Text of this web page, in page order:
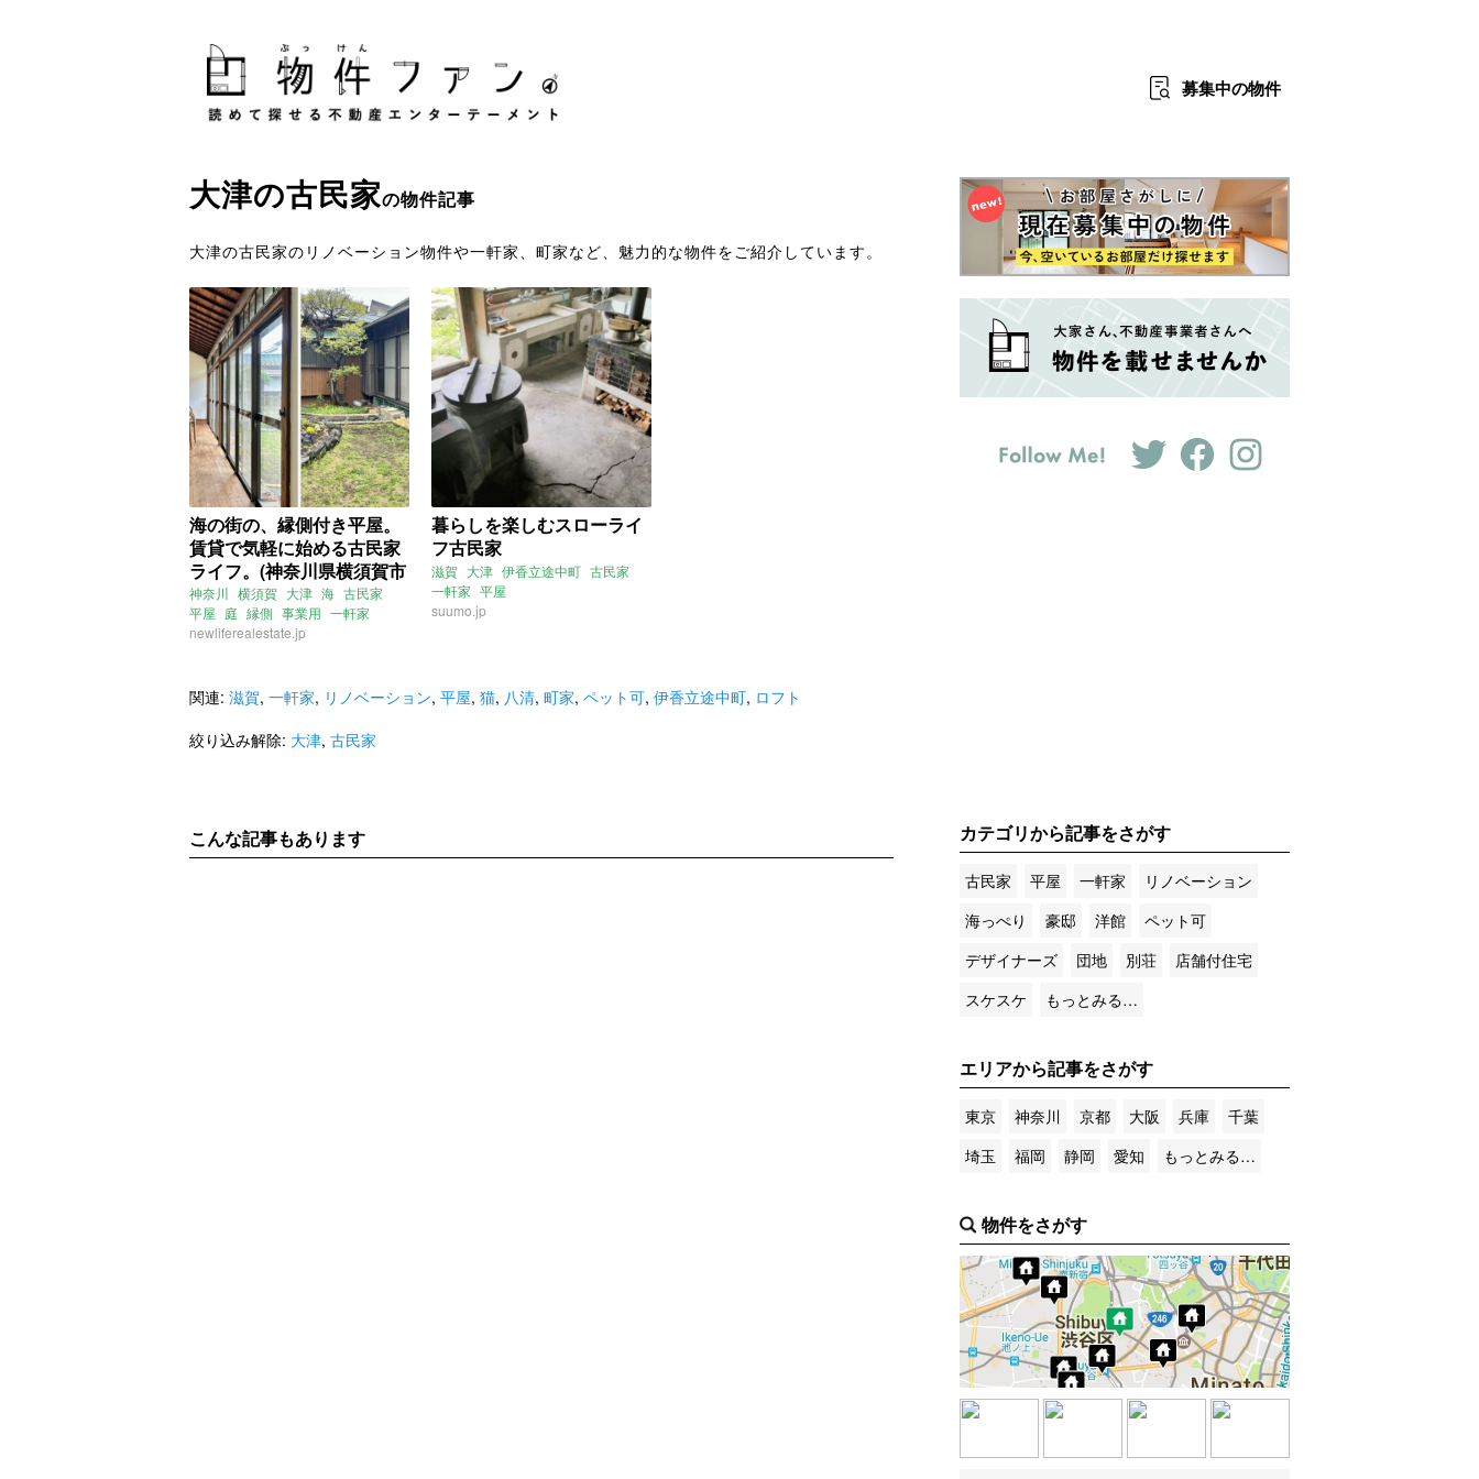
募集中の物件
大津の古民家の物件記事
大津の古民家のリノベーション物件や一軒家、町家など、魅力的な物件をご紹介しています。
海の街の、縁側付き平屋。
賃貸で気軽に始める古民家
ライフ。(神奈川県横須賀市
98㎡の賃貸物件)
神奈川 横須賀 大津 海 古民家
平屋 庭 縁側 事業用 一軒家
大家女子 新しい暮らし発見不動産
newliferealestate.jp
暮らしを楽しむスローライ
フ古民家
滋賀 大津 伊香立途中町 古民家
一軒家 平屋
suumo.jp
関連: 滋賀, 一軒家, リノベーション, 平屋, 猫, 八清, 町家, ペット可, 伊香立途中町, ロフト
絞り込み解除: 大津, 古民家
こんな記事もあります カテゴリから記事をさがす
古民家 平屋 一軒家
リノベーション
海っぺり
豪邸 洋館
ペット可
デザイナーズ
団地 別荘
店舗付住宅
スケスケ
もっとみる…
エリアから記事をさがす
東京 神奈川 京都 大阪 兵庫
千葉
埼玉
福岡 静岡 愛知 もっとみる…
物件をさがす